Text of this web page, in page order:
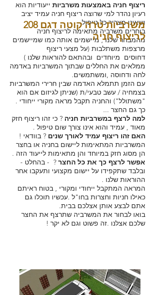
ריצוף חניה באמצעות משרביות ייעודיות הוא
רעיון נהדר למי שרוצה ריצוף חניה עמיד יציב
ושאינו מצריך כל טיפול
בוחרים משרביה מתאימה לריצוף חניה
מהמבחר שלנו , מיישמים אותה כמו שמיישמים
מרצפות משתלבות (על מצעי ריצוף
דחוסים מיוחדים ובהתאם להוראות שלנו )
ממלאים את החללים שבתוך המשרביות באדמה
לחה ודחוסה ,ומשתמשים.
עם הזמן תתמלא האדמה שבין חרירי המשרביות
בצמחיה / עשב טבעי/ת (שניתן לגיזום אם הוא
"משתולל") והחניה תקבל מראה מקורי ייחודי .
כך גם החצר ...
למה לרצף במשרביות חניה ? כי זהו ריצוף חזק
מאוד , עמיד והוא אינו צורך שום טיפול .
האם זהו ריצוף עמיד לאורך שנים ? בוודאי !
המשרביות המתאימות ליישום בחניה או בחצר
הן מסוג חזק במיוחד והן מתאימות לייעוד הזה .
אפשר לרצף כך את כל החצר ? - בהחלט -
ובלבד שתקפידו על יישום מקצועי ותעקבו אחר
ההוראות שלנו .
המראה המתקבל ייחודי ומקורי , בטוח ראיתם
כאילו חניות וחצרות בחו"ל .עכשיו תוכלו גם
אתם לבצע אותן אצלכם בבית.
בואו לבחור את המשרביה שתרצף את החצר
שלכם אצלנו .זה פשוט וגם לא יקר !
משרביות טרה קוטה דגם 208
לריצוף חניה